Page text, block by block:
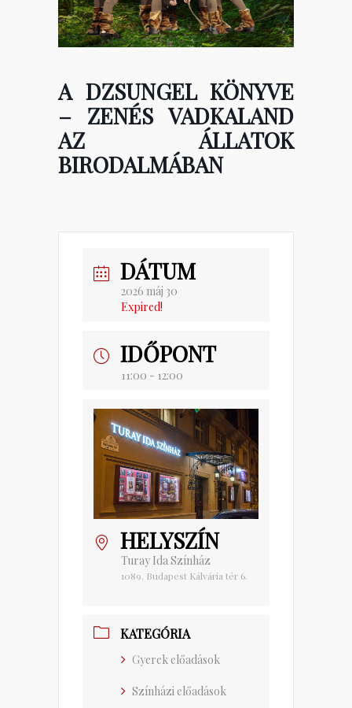
A DZSUNGEL KÖNYVE
– ZENÉS VADKALAND
AZ ÁLLATOK
BIRODALMÁBAN
DÁTUM
2026 máj 30
Expired!
IDŐPONT
11:00 - 12:00
HELYSZÍN
Turay Ida Színház
1089. Budapest Kálvária tér 6.
KATEGÓRIA
Gyerek előadások
Színházi előadások